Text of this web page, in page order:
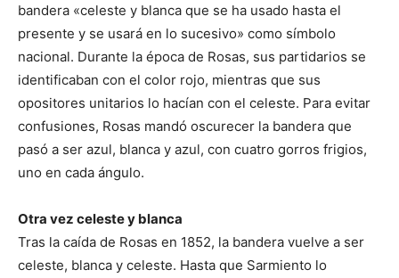
bandera «celeste y blanca que se ha usado hasta el
presente y se usará en lo sucesivo» como símbolo
nacional. Durante la época de Rosas, sus partidarios se
identificaban con el color rojo, mientras que sus
opositores unitarios lo hacían con el celeste. Para evitar
confusiones, Rosas mandó oscurecer la bandera que
pasó a ser azul, blanca y azul, con cuatro gorros frigios,
uno en cada ángulo.
Otra vez celeste y blanca
Tras la caída de Rosas en 1852, la bandera vuelve a ser
celeste, blanca y celeste. Hasta que Sarmiento lo